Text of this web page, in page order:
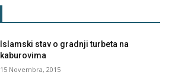
Islamski stav o gradnji turbeta na
kaburovima
15 Novembra, 2015